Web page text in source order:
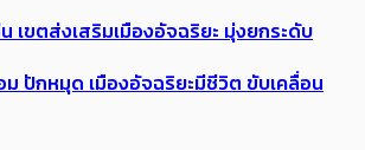
เขตส่งเสริมเมืองอัจฉริยะ มุ่งยกระดับ
ม ปักหมุด เมืองอัจฉริยะมีชีวิต ขับเคลื่อน